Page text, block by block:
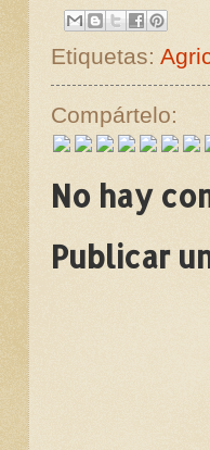
Etiquetas:
Compártelo:
No hay
Publicar